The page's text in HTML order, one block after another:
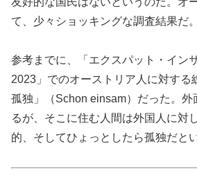
て、少々ショッキングな調査結果だ。
参考までに、「エクスパット・イン
2023」でのオーストリア人に対する
孤独」（Schon einsam）だった。外
るが、そこに住む人間は外国人に対
的、そしてひょっとしたら孤独だと